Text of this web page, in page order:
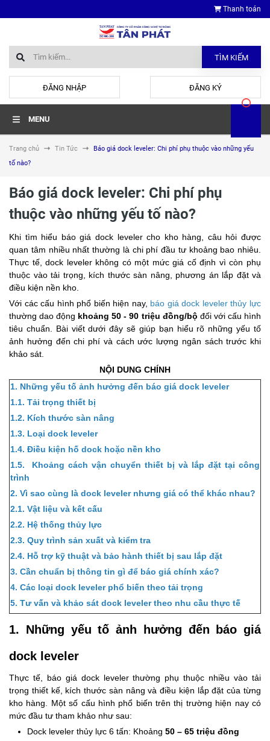
Thanh toán
TÌM KIẾM
ĐĂNG NHẬP ĐĂNG KÝ
MENU
Trang chủ Tin Tức
Báo giá dock leveler: Chi phí phụ thuộc vào những yếu
tố nào?
Báo giá dock leveler: Chi phí phụ
thuộc vào những yếu tố nào?
Khi tìm hiểu báo giá dock leveler cho kho hàng, câu hỏi được
quan tâm nhiều nhất thường là chi phí đầu tư khoảng bao nhiêu.
Thực tế, dock leveler không có một mức giá cố định vì còn phụ
thuộc vào tải trọng, kích thước sàn nâng, phương án lắp đặt và
điều kiện nền kho.
Với các cấu hình phổ biến hiện nay, báo giá dock leveler thủy lực
thường dao động khoảng 50 - 90 triệu đồng/bộ đối với cấu hình
tiêu chuẩn. Bài viết dưới đây sẽ giúp bạn hiểu rõ những yếu tố
ảnh hưởng đến chi phí và cách ước lượng ngân sách trước khi
khảo sát.
NỘI DUNG CHÍNH
1. Những yếu tố ảnh hưởng đến báo giá dock leveler
1.1. Tải trọng thiết bị
1.2. Kích thước sàn nâng
1.3. Loại dock leveler
1.4. Điều kiện hố dock hoặc nền kho
1.5. Khoảng cách vận chuyển thiết bị và lắp đặt tại công
trình
2. Vì sao cùng là dock leveler nhưng giá có thể khác nhau?
2.1. Vật liệu và kết cấu
2.2. Hệ thống thủy lực
2.3. Quy trình sản xuất và kiểm tra
2.4. Hỗ trợ kỹ thuật và bảo hành thiết bị sau lắp đặt
3. Cần chuẩn bị thông tin gì để báo giá chính xác?
4. Các loại dock leveler phổ biến theo tải trọng
5. Tư vấn và khảo sát dock leveler theo nhu cầu thực tế
1. Những yếu tố ảnh hưởng đến báo giá
dock leveler
Thực tế, báo giá dock leveler thường phụ thuộc nhiều vào tải
trọng thiết kế, kích thước sàn nâng và điều kiện lắp đặt của từng
kho hàng. Một số cấu hình phổ biến trên thị trường hiện nay có
mức đầu tư tham khảo như sau:
Dock leveler thủy lực 6 tấn: Khoảng 50 – 65 triệu đồng